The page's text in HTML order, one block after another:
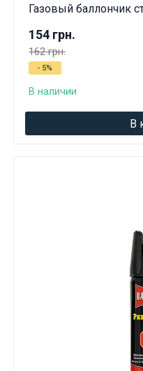
Газовый баллончик
154 грн.
162 грн.
- 5%
В наличии
В